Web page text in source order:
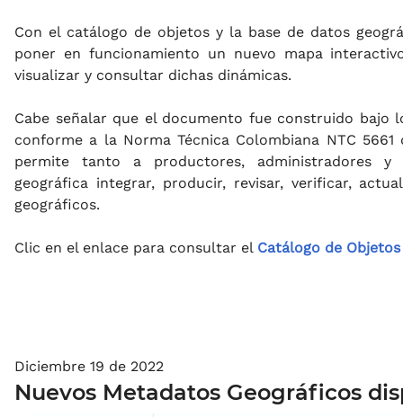
Con el catálogo de objetos y la base de datos
poner en funcionamiento un nuevo mapa
visualizar y consultar dichas dinámicas.
Cabe señalar que el documento fue construido bajo
conforme a la Norma Técnica Colombiana NTC
permite tanto a productores, administradores
geográfica integrar, producir, revisar, verificar,
geográficos.
Clic en el enlace para consultar el Catálogo de
Diciembre 19 de 2022
Nuevos Metadatos Geográficos